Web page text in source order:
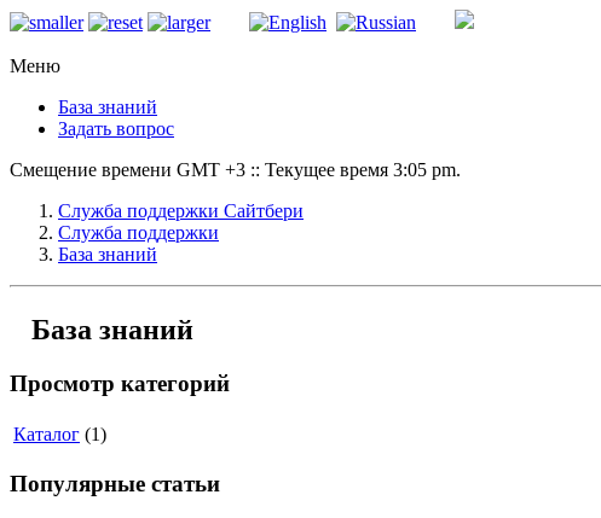
Меню
База знаний
Задать вопрос
Смещение времени GMT +3 :: Текущее время 3:05 pm.
Служба поддержки Сайтбери
Служба поддержки
База знаний
База знаний
Просмотр категорий
Каталог (1)
Популярные статьи